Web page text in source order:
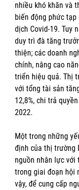
nhiều khó khăn và
biến động phức
dịch Covid-19. Tuy
duy trì đà tăng
thiện; các doanh
chính, nâng cao
triển hiệu quả. Thị
với tổng tài sản
12,8%, chi trả
2022.
Một trong những
định của thị trường
nguồn nhân lực với
trong giai đoạn hội
vậy, để cung cấp